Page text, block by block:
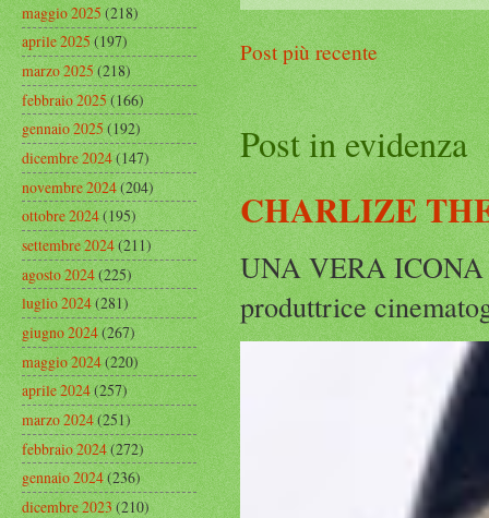
Post più recente
Post in evidenza
CHARLIZE
UNA VERA ICONA
produttrice
maggio 2025(218)
aprile 2025(197)
marzo 2025(218)
febbraio 2025(166)
gennaio 2025(192)
dicembre 2024(147)
novembre 2024(204)
ottobre 2024(195)
settembre 2024(211)
agosto 2024(225)
luglio 2024(281)
giugno 2024(267)
maggio 2024(220)
aprile 2024(257)
marzo 2024(251)
febbraio 2024(272)
gennaio 2024(236)
dicembre 2023(210)